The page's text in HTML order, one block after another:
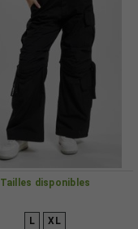
Tailles disponibles
L XL